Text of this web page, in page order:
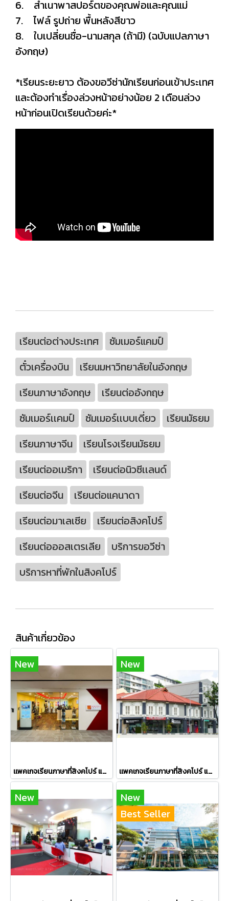
6. สำเนาพาสปอร์ตของคุณพ่อและคุณแม่
7. ไฟล์ รูปถ่าย พื้นหลังสีขาว
8. ใบเปลี่ยนชื่อ-นามสกุล (ถ้ามี) (ฉบับแปลภาษา
อังกฤษ)
*เรียนระยะยาว ต้องขอวีซ่านักเรียนก่อนเข้าประเทศ
และต้องทำเรื่องล่วงหน้าอย่างน้อย 2 เดือนล่วง
หน้าก่อนเปิดเรียนด้วยค่ะ*
เรียนต่อต่างประเทศ
ซัมเมอร์แคมป์
ตั๋วเครื่องบิน
เรียนมหาวิทยาลัยในอังกฤษ
เรียนภาษาอังกฤษ
เรียนต่ออังกฤษ
ซัมเมอร์เเคมป์
ซัมเมอร์เเบบเดี่ยว
เรียนมัธยม
เรียนภาษาจีน
เรียนโรงเรียนมัธยม
เรียนต่ออเมริกา
เรียนต่อนิวซีเเลนด์
เรียนต่อจีน
เรียนต่อแคนาดา
เรียนต่อมาเลเซีย
เรียนต่อสิงคโปร์
เรียนต่อออสเตรเลีย
บริการขอวีซ่า
บริการหาที่พักในสิงคโปร์
สินค้าเกี่ยวข้อง
New
เเพคเกจเรียนภาษาที่สิงคโปร์ แบบเดี่ยว ไม่เกิน 4 สัปดาห์ SSTC ไม่ต้องขอวีซ่า
New
เเพคเกจเรียนภาษาที่สิงคโปร์ แบบเดี่ยว ไม่เกิน 4 สัปดาห์ TMC Academy ไม่ต้องขอวีซ่า
New
New
Best Seller